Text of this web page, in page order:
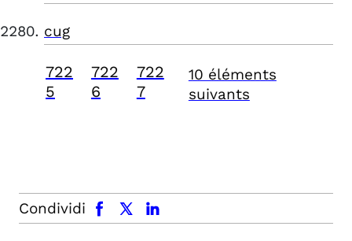
cug
722
5
722
6
722
7
10 éléments
suivants
Condividi
facebook x.com linkedin